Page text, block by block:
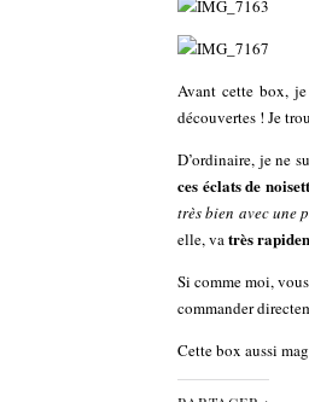
Avant cette box, je
découvertes ! Je
D’ordinaire, je ne
ces éclats de
très bien avec une
elle, vatrès
Si comme moi,
commander
Cette box aussi